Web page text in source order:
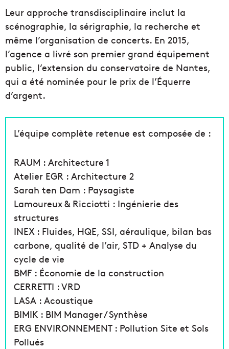
Leur approche transdisciplinaire inclut la
scénographie, la sérigraphie, la recherche et
même l’organisation de concerts. En 2015,
l’agence a livré son premier grand équipement
public, l’extension du conservatoire de Nantes,
qui a été nominée pour le prix de l’Équerre
d’argent.
L’équipe complète retenue est composée de :
RAUM : Architecture 1
Atelier EGR : Architecture 2
Sarah ten Dam : Paysagiste
Lamoureux & Ricciotti : Ingénierie des
structures
INEX : Fluides, HQE, SSI, aéraulique, bilan bas
carbone, qualité de l’air, STD + Analyse du
cycle de vie
BMF : Économie de la construction
CERRETTI : VRD
LASA : Acoustique
BIMIK : BIM Manager / Synthèse
ERG ENVIRONNEMENT : Pollution Site et Sols
Pollués